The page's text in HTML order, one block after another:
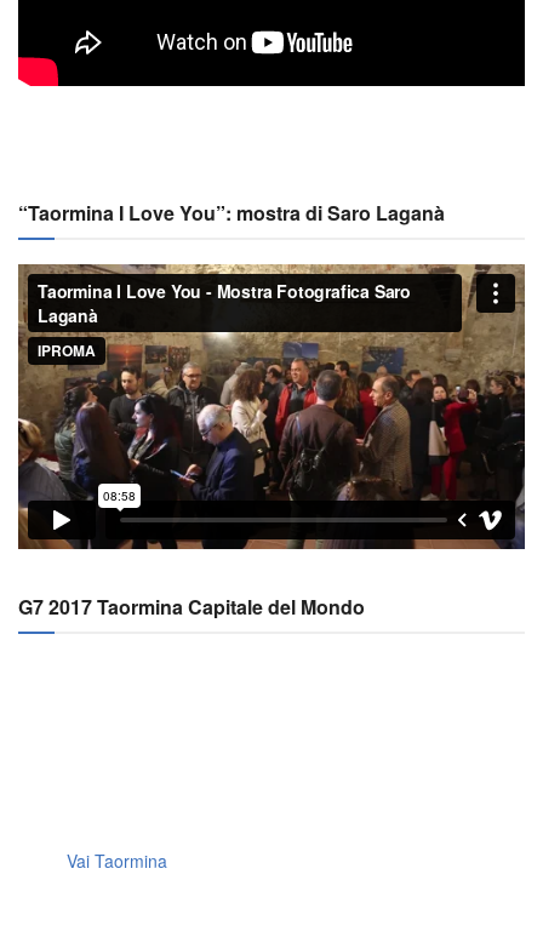
“Taormina I Love You”: mostra di Saro Laganà
G7 2017 Taormina Capitale del Mondo
Vai Taormina